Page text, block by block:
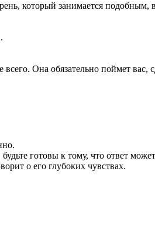
который занимается подобным,
Она обязательно поймет вас,
готовы к тому, что ответ
о его глубоких чувствах.